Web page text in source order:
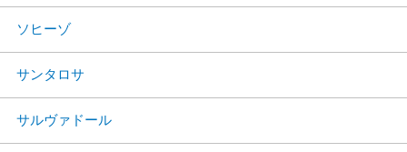
ソヒーゾ
サンタロサ
サルヴァドール